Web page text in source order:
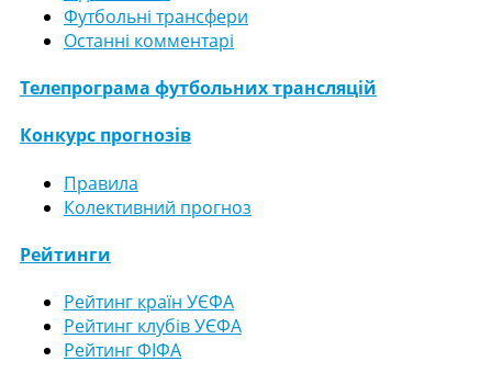
Футбольні трансфери
Останні комментарі
Телепрограма футбольних трансляцій
Конкурс прогнозів
Правила
Колективний прогноз
Рейтинги
Рейтинг країн УЄФА
Рейтинг клубів УЄФА
Рейтинг ФІФА